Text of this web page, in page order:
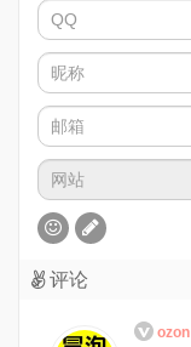
评论
ozon